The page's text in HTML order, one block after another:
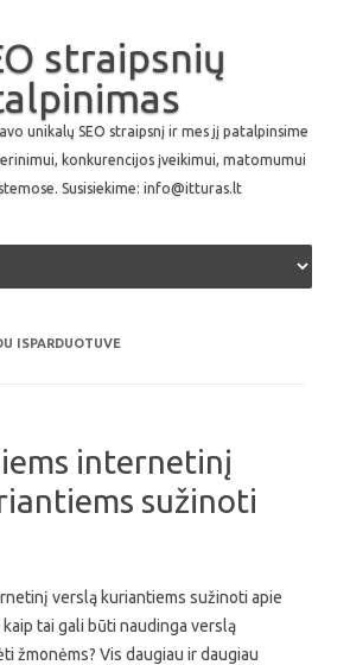
straipsnių
unikalų SEO straipsnį ir mes jį patalpinsime
konkurencijos įveikimui, matomumui
Susisiekime: info@itturas.lt
Skip to content
ISPARDUOTUVE
internetinį
sužinoti
verslą kuriantiems sužinoti apie
kaip tai gali būti naudinga verslą
žmonėms? Vis daugiau ir daugiau